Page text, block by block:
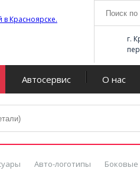
г.
Автосервис О нас
Авто-логотипы Боковые